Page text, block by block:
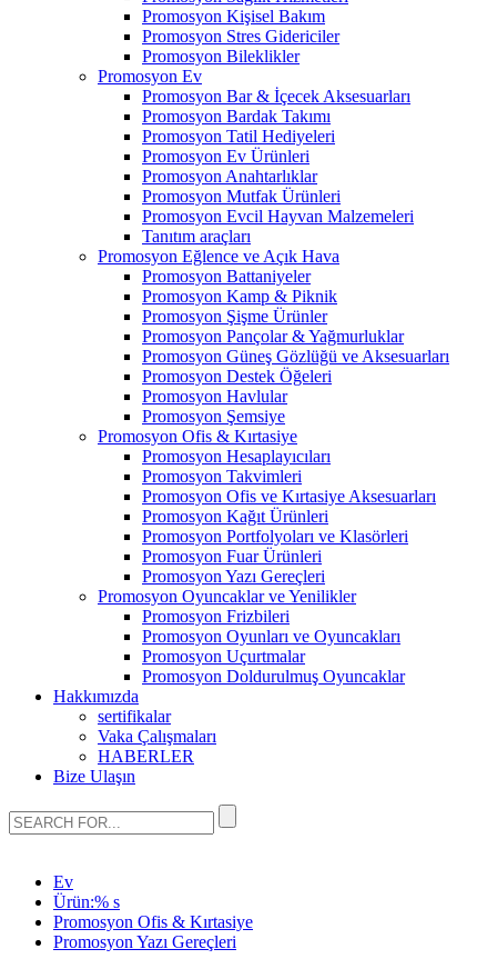
Promosyon Kişisel Bakım
Promosyon Stres Gidericiler
Promosyon Bileklikler
Promosyon Ev
Promosyon Bar & İçecek Aksesuarları
Promosyon Bardak Takımı
Promosyon Tatil Hediyeleri
Promosyon Ev Ürünleri
Promosyon Anahtarlıklar
Promosyon Mutfak Ürünleri
Promosyon Evcil Hayvan Malzemeleri
Tanıtım araçları
Promosyon Eğlence ve Açık Hava
Promosyon Battaniyeler
Promosyon Kamp & Piknik
Promosyon Şişme Ürünler
Promosyon Pançolar & Yağmurluklar
Promosyon Güneş Gözlüğü ve Aksesuarları
Promosyon Destek Öğeleri
Promosyon Havlular
Promosyon Şemsiye
Promosyon Ofis & Kırtasiye
Promosyon Hesaplayıcıları
Promosyon Takvimleri
Promosyon Ofis ve Kırtasiye Aksesuarları
Promosyon Kağıt Ürünleri
Promosyon Portfolyoları ve Klasörleri
Promosyon Fuar Ürünleri
Promosyon Yazı Gereçleri
Promosyon Oyuncaklar ve Yenilikler
Promosyon Frizbileri
Promosyon Oyunları ve Oyuncakları
Promosyon Uçurtmalar
Promosyon Doldurulmuş Oyuncaklar
Hakkımızda
sertifikalar
Vaka Çalışmaları
HABERLER
Bize Ulaşın
Ev
Ürün:% s
Promosyon Ofis & Kırtasiye
Promosyon Yazı Gereçleri